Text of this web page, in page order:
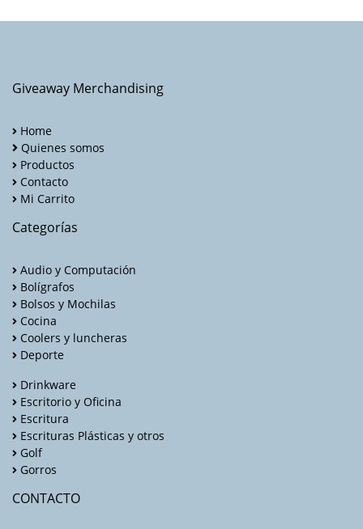
Giveaway Merchandising
Home
Quienes somos
Productos
Contacto
Mi Carrito
Categorías
Audio y Computación
Bolígrafos
Bolsos y Mochilas
Cocina
Coolers y luncheras
Deporte
Drinkware
Escritorio y Oficina
Escritura
Escrituras Plásticas y otros
Golf
Gorros
CONTACTO